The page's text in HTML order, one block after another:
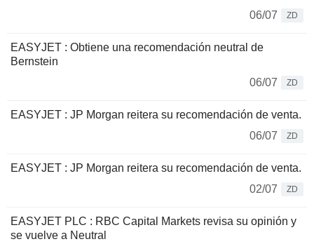
06/07
ZD
EASYJET : Obtiene una recomendación neutral de
Bernstein
06/07
ZD
EASYJET : JP Morgan reitera su recomendación de venta.
06/07
ZD
EASYJET : JP Morgan reitera su recomendación de venta.
02/07
ZD
EASYJET PLC : RBC Capital Markets revisa su opinión y
se vuelve a Neutral